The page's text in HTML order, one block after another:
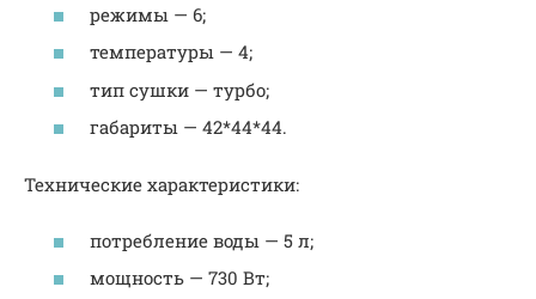
режимы — 6;
температуры — 4;
тип сушки — турбо;
габариты — 42*44*44.
Технические характеристики:
потребление воды — 5 л;
мощность — 730 Вт;